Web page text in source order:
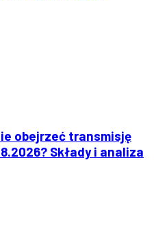
obejrzeć transmisję
Składy i analiza